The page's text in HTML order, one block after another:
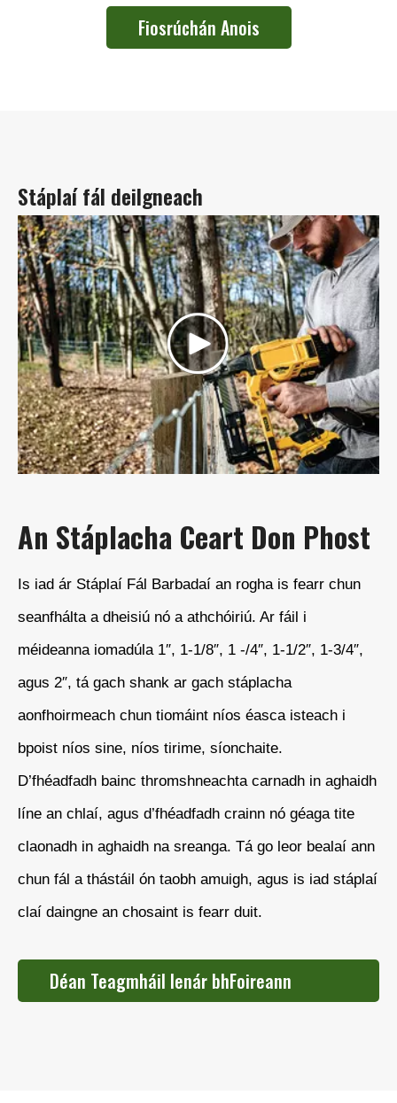
Fiosrúchán Anois
Stáplaí fál deilgneach
An Stáplacha Ceart Don Phost
Is iad ár Stáplaí Fál Barbadaí an rogha is fearr chun
seanfhálta a dheisiú nó a athchóiriú. Ar fáil i
méideanna iomadúla 1″, 1-1/8″, 1 -/4″, 1-1/2″, 1-3/4″,
agus 2″, tá gach shank ar gach stáplacha
aonfhoirmeach chun tiomáint níos éasca isteach i
bpoist níos sine, níos tirime, síonchaite.
D’fhéadfadh bainc thromshneachta carnadh in aghaidh
líne an chlaí, agus d’fhéadfadh crainn nó géaga tite
claonadh in aghaidh na sreanga. Tá go leor bealaí ann
chun fál a thástáil ón taobh amuigh, agus is iad stáplaí
claí daingne an chosaint is fearr duit.
Déan Teagmháil lenár bhFoireann